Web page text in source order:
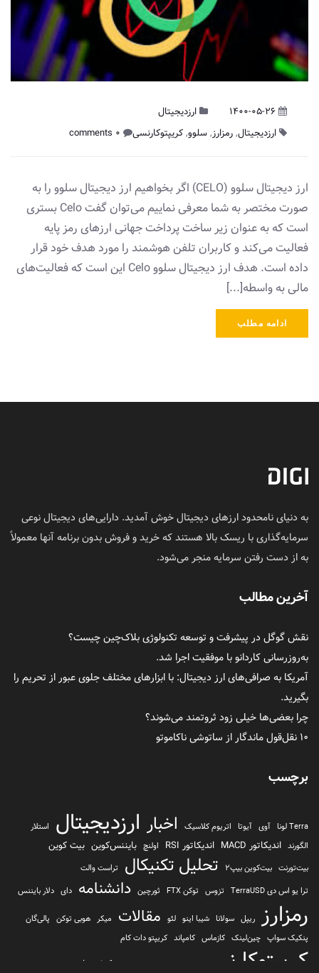
1400-05-26
ارزدیجیتال
ارزدیجیتال,رمزارز,سلوو,کریپتوکارنسی 0 comments
ارز دیجیتال سلوو (CELO) اگر بخواهیم ارز دیجیتال سلوو را به
صورت مختصر به شما معرفی نماییم می‌توان گفت Celo بستری
است که به عنوان زیر ساخت پرداخت جهانی ارزهای رمز پایه
فعالیت می‌کند و کاربران تلفن هوشمند را مورد هدف خود قرار
داده است. هدف ارز دیجیتال سلوو Celo این است که فعالیت‌های
مالی به واسطه[...]
ادامه مطلب
به دنیای نامحدود ارزهای دیجیتال خوش آمدید. دارایی‌های دیجیتال نوعی
سرمایه‌گذاری با ریسک بالا هستند که خرید و فروش بدون برنامه آنها معمولاً
به از دست رفتن سرمایه منجر می‌شود.
آخرین مطالب
نقش گوگل در پیشرفت و توسعه تکنولوژی بلاک‌چین چیست؟
به‌روزرسانی کاردانو با موفقیت اجرا شد.
آمریکا به صرافی‌های ارز دیجیتال: با ابزارهای مختلف جلوی عبور از تحریم را
بگیرید.
چرا بعضی‌ها خیلی زود ثروتمند می‌شوند؟
۱۰ نقل‌قول ماندگار از ساتوشی ناکاموتو
برچسب
Terra لونا آوی آیوتا اتریوم کلاسیک اخبار ارزدیجیتال
استلار
الگورند اندیکاتور MACD اندیکاتور RSI اولنچ بایننس‌کوین بیت کوین
بیت‌تورنت بیت‌کوین بیپ2 تحلیل تکنیکال
تراست والت
ترا یو اس دی TerraUSD
تزوس توکن FTX ثورچین دانشنامه دای دلار بایننس
رمزارز ریپل سولانا شیبا اینو لئو مقالات میکر هوبی توکن پالی‌گان
پنکیک سواپ چین‌لینک کازماس کامپاند کریپتو دات کام
کریپتوکارنسی کیف پول